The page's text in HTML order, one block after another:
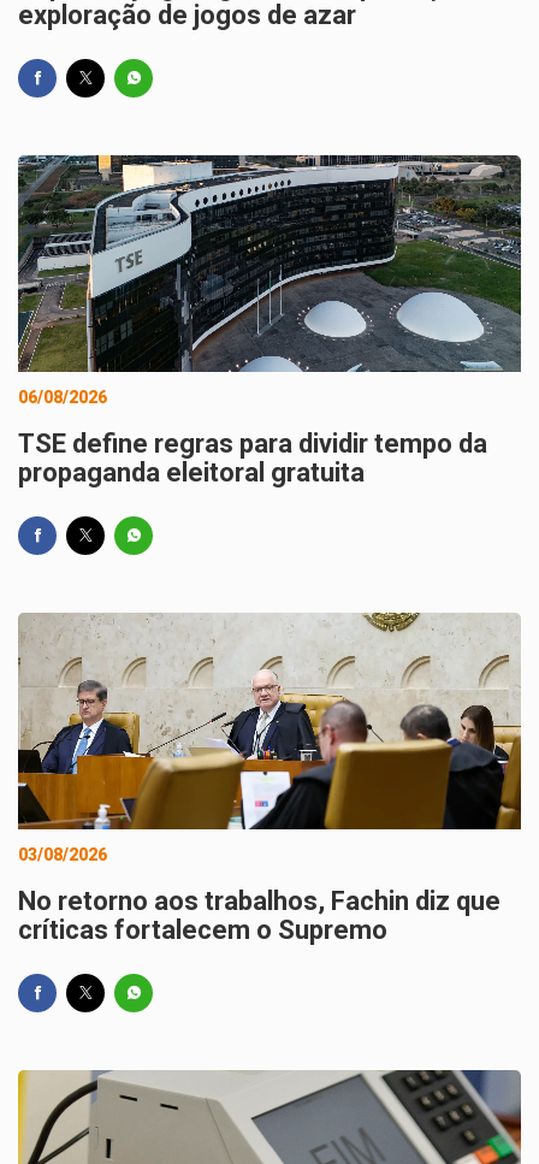
exploração de jogos de azar
06/08/2026
TSE define regras para dividir tempo da
propaganda eleitoral gratuita
03/08/2026
No retorno aos trabalhos, Fachin diz que
críticas fortalecem o Supremo